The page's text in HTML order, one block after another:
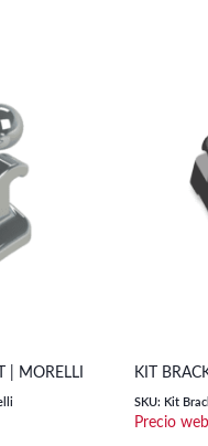
| MORELLI KIT
SKU: Kit